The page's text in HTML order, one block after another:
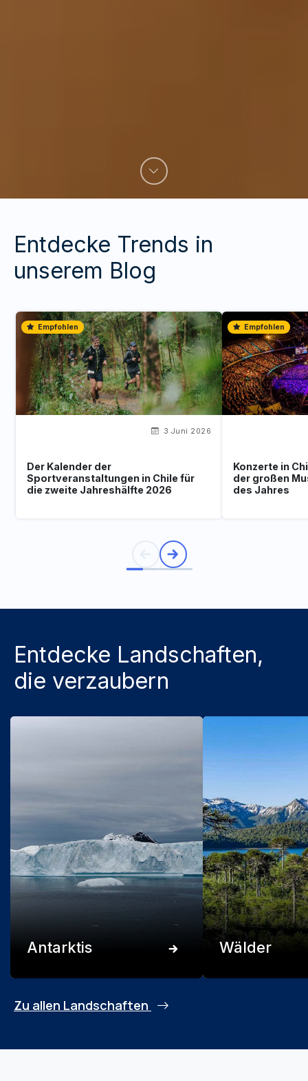
Entdecke Trends in
unserem Blog
Empfohlen
3 Juni 2026
Der Kalender der
Sportveranstaltungen in Chile für
die zweite Jahreshälfte 2026
Empfohlen
Konzerte in
der großen
des Jahres
Entdecke Landschaften,
die verzaubern
Antarktis Wälder
Zu allen Landschaften